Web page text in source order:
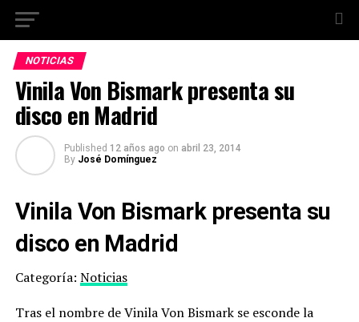
NOTICIAS
Vinila Von Bismark presenta su
disco en Madrid
Published 12 años ago on abril 23, 2014
By José Domínguez
Vinila Von Bismark presenta su
disco en Madrid
Categoría: Noticias
Tras el nombre de Vinila Von Bismark se esconde la